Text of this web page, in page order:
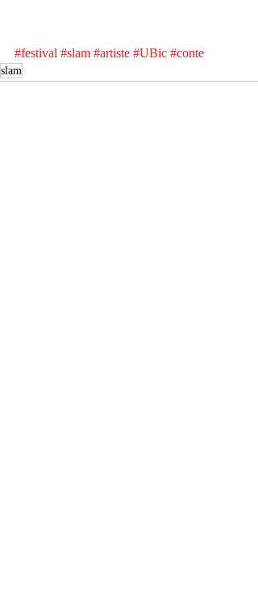
#festival #slam #artiste #UBic #conte
slam